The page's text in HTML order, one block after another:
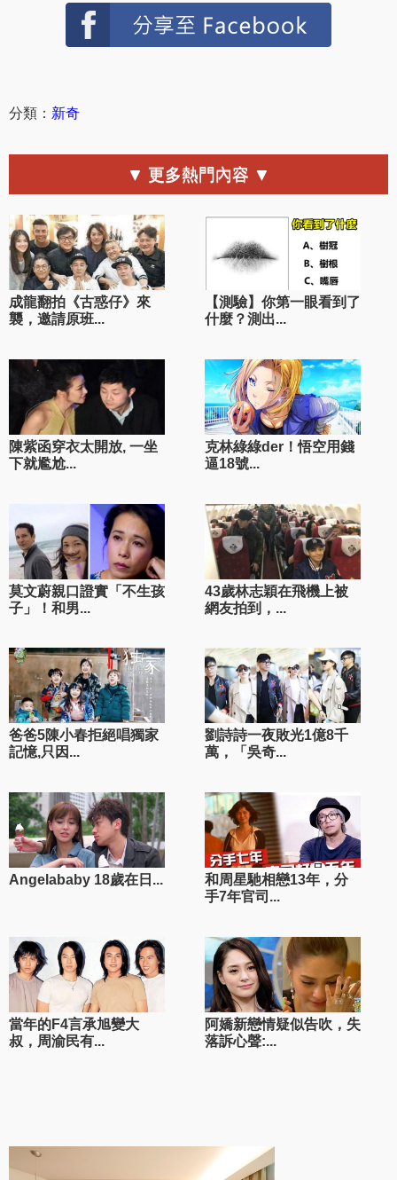
分類： 新奇
▼ 更多熱門內容 ▼
成龍翻拍《古惑仔》來
襲，邀請原班...
【測驗】你第一眼看到了
什麼？測出...
陳紫函穿衣太開放, 一坐
下就尷尬...
克林綠綠der！悟空用錢
逼18號...
莫文蔚親口證實「不生孩
子」！和男...
43歲林志穎在飛機上被
網友拍到，...
爸爸5陳小春拒絕唱獨家
記憶,只因...
劉詩詩一夜敗光1億8千
萬，「吳奇...
Angelababy 18歲在日...
和周星馳相戀13年，分
手7年官司...
當年的F4言承旭變大
叔，周渝民有...
阿嬌新戀情疑似告吹，失
落訴心聲:...